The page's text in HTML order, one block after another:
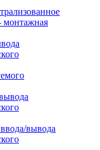
монтажная
вывода